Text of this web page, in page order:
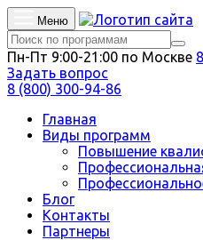
Меню
Пн-Пт 9:00-21:00 по Москве
Задать вопрос
8 (800) 300-94-86
Главная
Виды программ
Повышение
Блог
Контакты
Партнеры